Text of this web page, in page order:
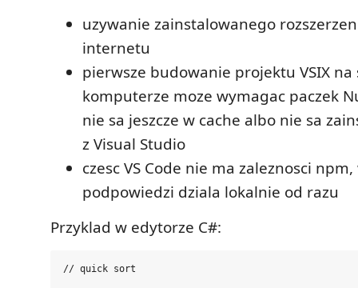
uzywanie zainstalowanego
internetu
pierwsze budowanie projektu VSIX na
komputerze moze wymagac paczek
nie sa jeszcze w cache albo nie sa
z Visual Studio
czesc VS Code nie ma zaleznosci
podpowiedzi dziala lokalnie od razu
Przyklad w edytorze C#: